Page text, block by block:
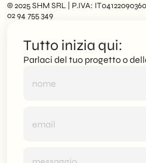
© 2025 SHM SRL | P.IVA:
02 94 755 349
Tutto inizia qui:
Parlaci del tuo progetto o